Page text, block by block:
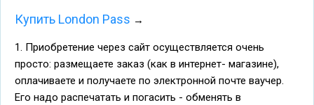
Купить London Pass →
1. Приобретение через сайт осуществляется очень
просто: размещаете заказ (как в интернет- магазине),
оплачиваете и получаете по электронной почте ваучер.
Его надо распечатать и погасить - обменять в